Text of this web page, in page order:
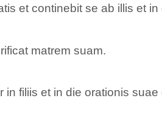
et continebit se ab illis et
matrem suam.
filiis et in die orationis suae